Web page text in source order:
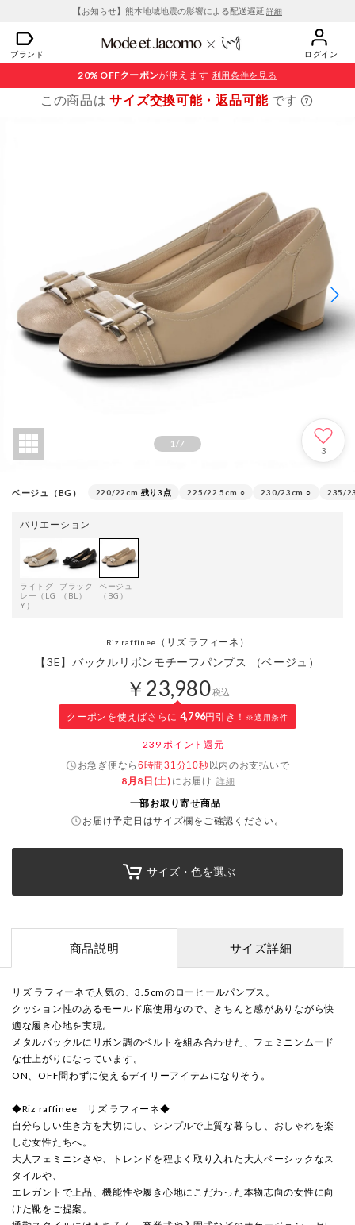
【お知らせ】熊本地域地震の影響による配送遅延 詳細
ブランド ログイン
20% OFFクーポンが使えます 利用条件を見る
この商品はサイズ交換可能・返品可能 です
1/7
3
ベージュ（BG） 220/22cm 残り3点 225/22.5cm ○ 230/23cm ○ 235/
バリエーション
ライトグ
レー（LG
Y）
ブラック
（BL）
ベージュ
（BG）
Riz raffinee （リズ ラフィーネ）
【3E】バックルリボンモチーフパンプス （ベージュ）
￥23,980税込
クーポンを使えばさらに 4,796円引き！ ※適用条件
239 ポイント還元
お急ぎ便なら6時間31分10秒以内のお支払いで
8月8日(土) にお届け 詳細
一部お取り寄せ商品
お届け予定日はサイズ欄をご確認ください。
サイズ・色を選ぶ
商品説明 サイズ詳細
リズ ラフィーネで人気の、3.5cmのローヒールパンプス。
クッション性のあるモールド底使用なので、きちんと感がありながら快
適な履き心地を実現。
メタルバックルにリボン調のベルトを組み合わせた、フェミニンムード
な仕上がりになっています。
ON、OFF問わずに使えるデイリーアイテムになりそう。
◆Riz raffinee リズ ラフィーネ◆
自分らしい生き方を大切にし、シンプルで上質な暮らし、おしゃれを楽
しむ女性たちへ。
大人フェミニンさや、トレンドを程よく取り入れた大人ベーシックなス
タイルや、
エレガントで上品、機能性や履き心地にこだわった本物志向の女性に向
けた靴をご提案。